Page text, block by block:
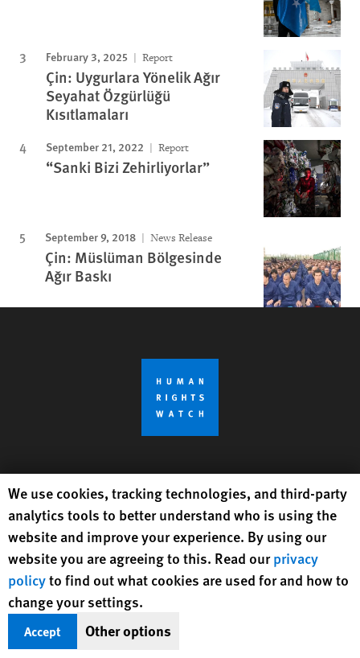
February 3, 2025 Report
Çin: Uygurlara Yönelik Ağır
Seyahat Özgürlüğü
Kısıtlamaları
September 21, 2022 Report
“Sanki Bizi Zehirliyorlar”
September 9, 2018 News Release
Çin: Müslüman Bölgesinde
Ağır Baskı
Get Updates On Rights Issues
Worldwide
Sign Up
Connect With Us
Footer
Text Version
Human Rights Watch cookie preferences
We use cookies, tracking technologies, and third-party
analytics tools to better understand who is using the
website and improve your experience. By using our
website you are agreeing to this. Read ourprivacy
policyto find out what cookies are used for and how to
change your settings.
Accept Other options